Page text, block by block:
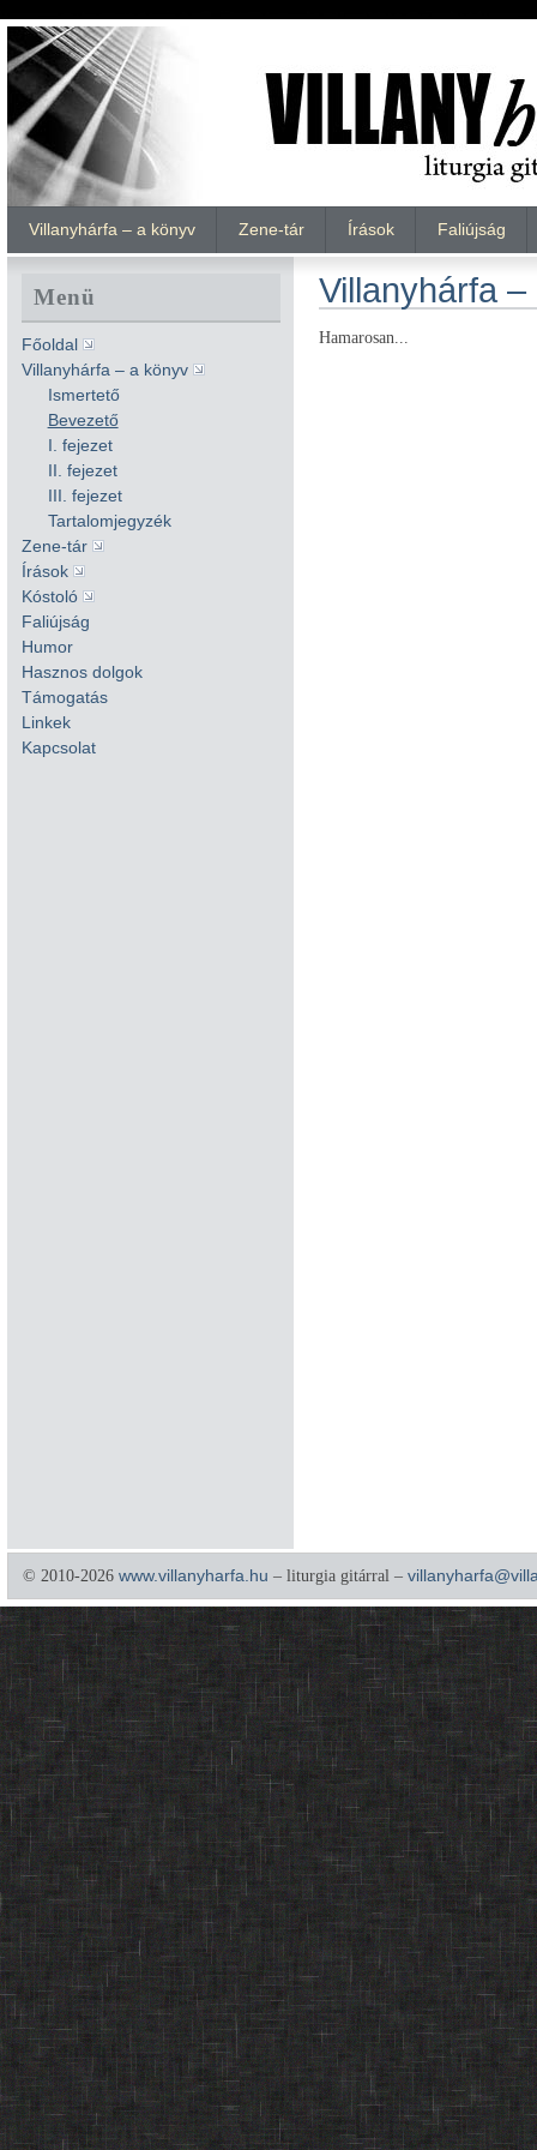
Villanyhárfa – a könyv Zene-tár Írások Faliújság
Menü
Főoldal
Villanyhárfa – a könyv
Ismertető
Bevezető
I. fejezet
II. fejezet
III. fejezet
Tartalomjegyzék
Zene-tár
Írások
Kóstoló
Faliújság
Humor
Hasznos dolgok
Támogatás
Linkek
Kapcsolat
Villanyhárfa
Hamarosan...
© 2010-2026 www.villanyharfa.hu – liturgia gitárral –